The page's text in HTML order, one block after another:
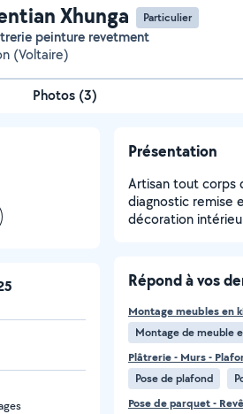
Xhunga Particulier
peinture revetment
(Voltaire)
Photos (3)
Présentation
Artisan tout corps
diagnostic remise
décoration
Répond à vos
Montage meubles en
Montage de meuble
Plâtrerie - Murs -
Pose de plafond
Pose de parquet -